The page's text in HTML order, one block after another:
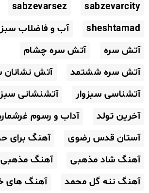
sabzevarcity
sabzevarsez
sheshtamad
آب و فاضلاب
آتش سره
آتش سره چشام
آتش سره ششتمد
آتش نشانان
آتشناسی سبزوار
آتشنشانی
آخرین تولد
آداب و رسوم
آستان قدس رضوی
آهنگ برای
آهنگ شاد مذهبی
آهنگ مذهبی
آهنگ ننه گل محمد
آهنگ های